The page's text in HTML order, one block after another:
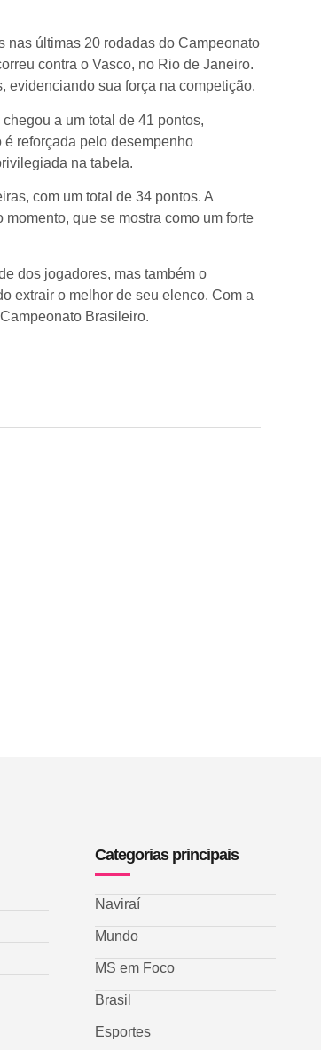
nas últimas 20 rodadas do Campeonato
contra o Vasco, no Rio de Janeiro.
evidenciando sua força na competição.
a um total de 41 pontos,
reforçada pelo desempenho
na tabela.
com um total de 34 pontos. A
que se mostra como um forte
dos jogadores, mas também o
extrair o melhor de seu elenco. Com a
Brasileiro.
Categorias principais
Naviraí
Mundo
MS em Foco
Brasil
Esportes